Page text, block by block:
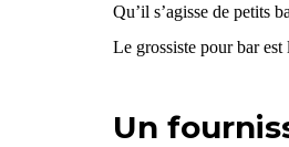
Qu’il s’agisse de petits
Le grossiste pour bar
Un